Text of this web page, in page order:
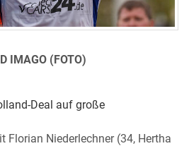
IMAGO (FOTO)
Deal auf große
Florian Niederlechner (34, Hertha